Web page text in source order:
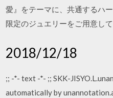
愛』をテーマに、共通するハ
限定のジュエリーをご用意して
2018/12/18
;; -*- text -*- ;; SKK-
automatically by